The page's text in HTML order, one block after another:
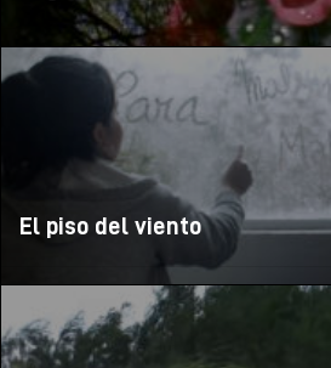
El piso del viento